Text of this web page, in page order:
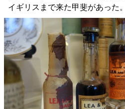
イギリスまで来た甲斐があった。